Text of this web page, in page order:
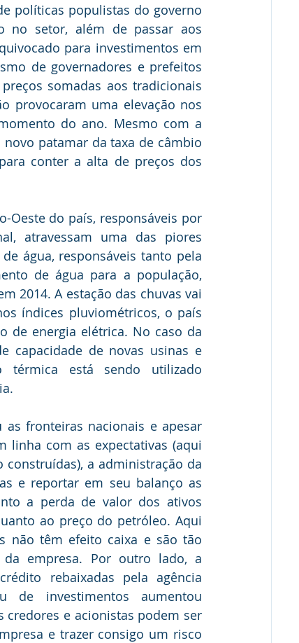
políticas populistas do governo
no setor, além de passar aos
para investimentos em
de governadores e prefeitos
somadas aos tradicionais
provocaram uma elevação nos
do ano. Mesmo com a
patamar da taxa de câmbio
conter a alta de preços dos
Oeste do país, responsáveis por
atravessam uma das piores
água, responsáveis tanto pela
de água para a população,
2014. A estação das chuvas vai
índices pluviométricos, o país
de energia elétrica. No caso da
capacidade de novas usinas e
está sendo utilizado
fronteiras nacionais e apesar
linha com as expectativas (aqui
a administração da
e reportar em seu balanço as
a perda de valor dos ativos
ao preço do petróleo. Aqui
não têm efeito caixa e são tão
empresa. Por outro lado, a
rebaixadas pela agência
investimentos aumentou
credores e acionistas podem ser
e trazer consigo um risco